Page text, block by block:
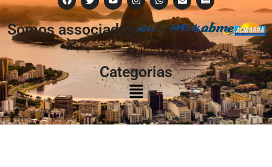
Somos associados
à:
Categorias